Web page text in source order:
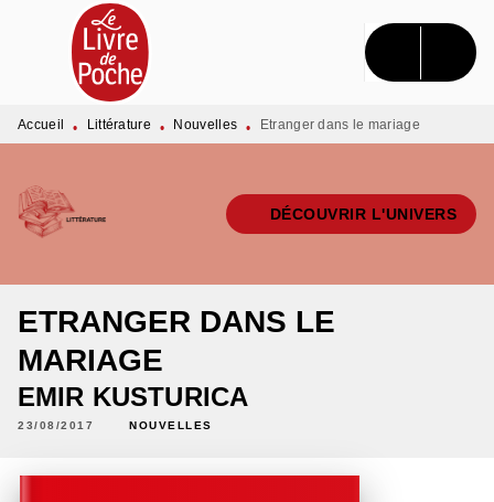
MENU RECHERCHE CONTENU
PIED DE PAGE
Accueil • Littérature • Nouvelles • Etranger dans le mariage
DÉCOUVRIR L'UNIVERS
ETRANGER DANS LE
MARIAGE
EMIR KUSTURICA
23/08/2017 NOUVELLES